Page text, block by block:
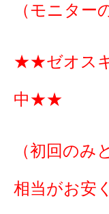
（モニター
★★ゼオス
中★★
（初回のみ
相当がお安